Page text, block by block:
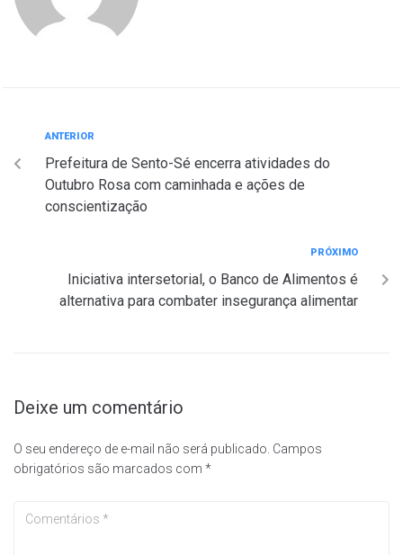
ANTERIOR
Prefeitura de Sento-Sé encerra atividades do
Outubro Rosa com caminhada e ações de
conscientização
PRÓXIMO
Iniciativa intersetorial, o Banco de Alimentos é
alternativa para combater insegurança alimentar
Deixe um comentário
O seu endereço de e-mail não será publicado. Campos
obrigatórios são marcados com *